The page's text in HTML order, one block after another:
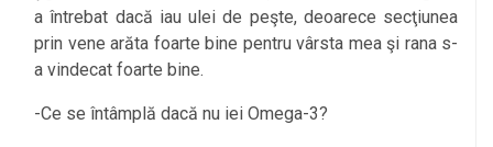
a întrebat dacă iau ulei de peşte, deoarece secţiunea
prin vene arăta foarte bine pentru vârsta mea şi rana s-
a vindecat foarte bine.
-Ce se întâmplă dacă nu iei Omega-3?